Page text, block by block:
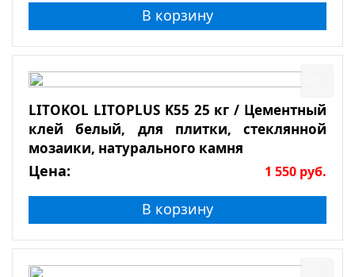
В корзину
LITOKOL LITOPLUS K55 25 кг / Цементный
клей белый, для плитки, стеклянной
мозаики, натурального камня
Цена: 1 550 руб.
В корзину